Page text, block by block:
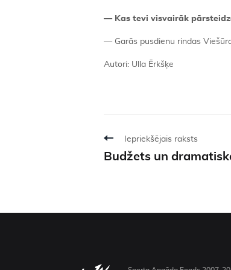
— Kas tevi visvairāk
— Garās pusdienu rindas
Autori: Ulla Ērkšķe
Iepriekšējais raksts
Budžets un